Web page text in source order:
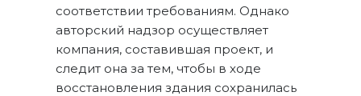
соответствии требованиям. Однако
авторский надзор осуществляет
компания, составившая проект, и
следит она за тем, чтобы в ходе
восстановления здания сохранилась